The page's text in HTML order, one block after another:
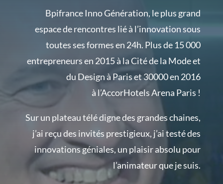
Bpifrance Inno Génération, le plus grand
espace de rencontres lié à l’innovation sous
toutes ses formes en 24h. Plus de 15 000
entrepreneurs en 2015 à la Cité de la Mode et
du Design à Paris et 30000 en 2016
à l’AccorHotels Arena Paris !
Sur un plateau télé digne des grandes chaines,
j’ai reçu des invités prestigieux, j’ai testé des
innovations géniales, un plaisir absolu pour
l’animateur que je suis.